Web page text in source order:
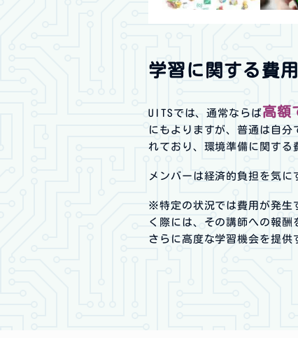
学習に関する費
UITSでは、通常ならば高額
にもよりますが、普通は自分
れており、環境準備に関する
メンバーは経済的負担を気に
※特定の状況では費用が発生
く際には、その講師への報酬
さらに高度な学習機会を提供